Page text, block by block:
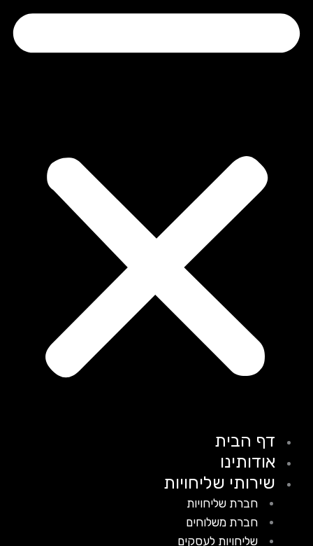
דף הבית
אודותינו
שירותי שליחויות
חברת שליחויות
חברת משלוחים
שליחויות לעסקים